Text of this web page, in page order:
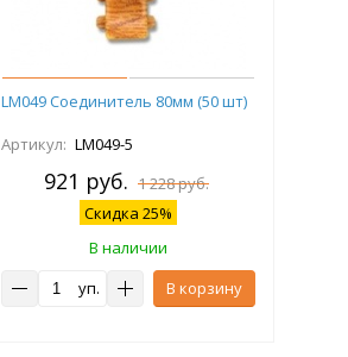
LM049 Соединитель 80мм (50 шт)
Артикул: LM049-5
921 руб. 1 228 руб.
Скидка 25%
В наличии
уп.
В корзину